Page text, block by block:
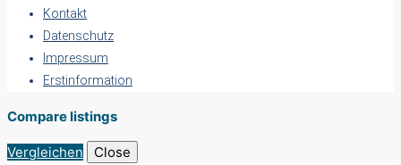
Kontakt
Datenschutz
Impressum
Erstinformation
Compare listings
Vergleichen
Close